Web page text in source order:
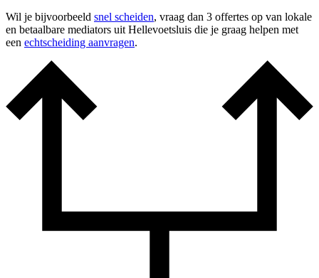
Wil je bijvoorbeeld snel scheiden, vraag dan 3 offertes op van lokale
en betaalbare mediators uit Hellevoetsluis die je graag helpen met
een echtscheiding aanvragen.